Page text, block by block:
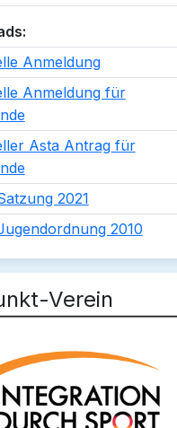
Anmeldung
Anmeldung für
Asta Antrag für
2021
2010
Verein